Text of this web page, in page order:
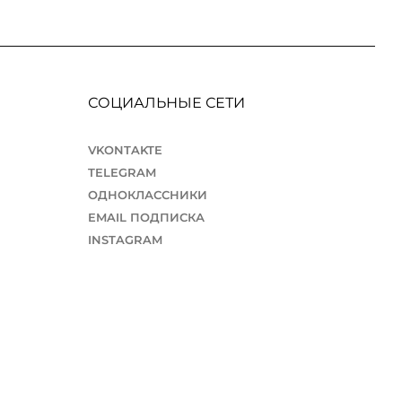
СОЦИАЛЬНЫЕ СЕТИ
VKONTAKTE
TELEGRAM
ОДНОКЛАССНИКИ
EMAIL ПОДПИСКА
INSTAGRAM